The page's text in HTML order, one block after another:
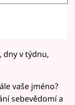
dny v týdnu,
vaše jméno?
sebevědomí a